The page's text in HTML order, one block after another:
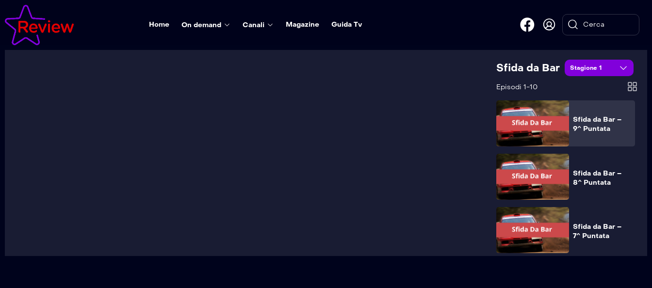
Home On demand Canali Magazine Guida Tv
Sfida da Bar Stagione 1
Episodi 1-10
Sfida da Bar –
10^ Puntata
Sfida da Bar –
9^ Puntata
Sfida da Bar –
8^ Puntata
Sfida da Bar –
7^ Puntata